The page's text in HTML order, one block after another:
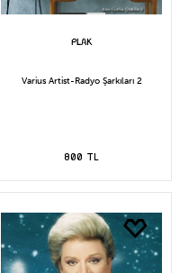
Varius Artist-Radyo Şarkıları 2
800 TL